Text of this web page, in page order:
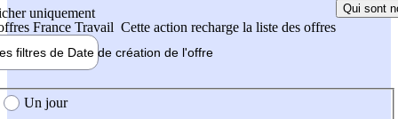
uniquement
France Travail Cette action recharge la liste des offres
Qui sont
filtres de Date de création de l'offre
création de l'offre
Un jour